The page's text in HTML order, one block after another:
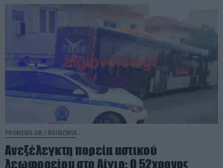
PRONEWS.GR / ΚΟΙΝΩΝΙΑ
Ανεξέλεγκτη πορεία αστικού
λεωφορείου στο Αίγιο: Ο 52χρονος